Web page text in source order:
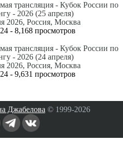
трансляция - Кубок России по
- 2026 (25 апреля)
2026, Россия, Москва
- 8,168 просмотров
трансляция - Кубок России по
- 2026 (24 апреля)
2026, Россия, Москва
- 9,631 просмотров
Джабелова © 1999-2026